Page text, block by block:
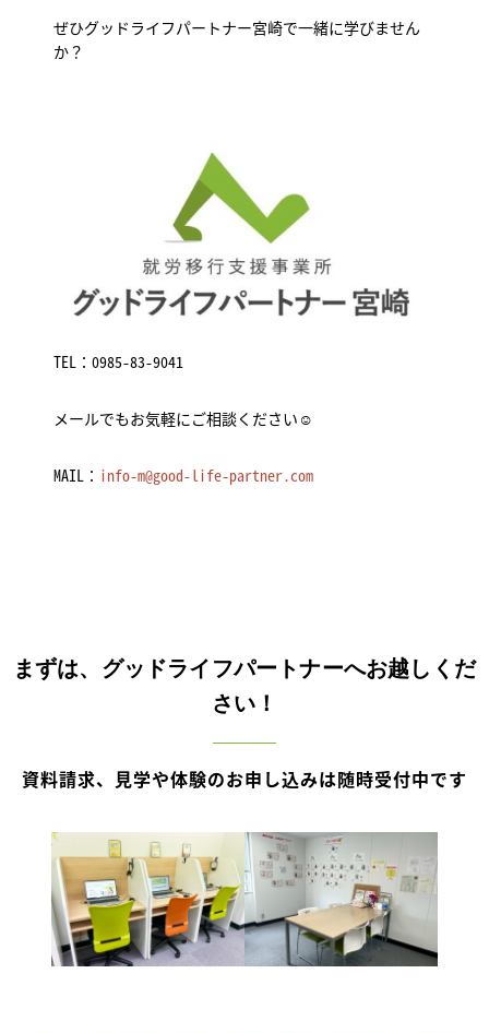
ぜひグッドライフパートナー宮崎で一緒に学びません
か？
TEL：0985-83-9041
メールでもお気軽にご相談ください☺
MAIL： info-m@good-life-partner.com
まずは、グッドライフパートナーへお越しくだ
さい！
資料請求、見学や体験のお申し込みは随時受付中です